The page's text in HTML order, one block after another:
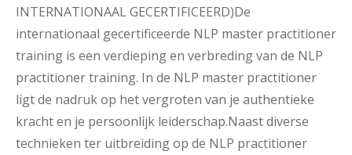
INTERNATIONAAL GECERTIFICEERD)De
internationaal gecertificeerde NLP master practitioner
training is een verdieping en verbreding van de NLP
practitioner training. In de NLP master practitioner
ligt de nadruk op het vergroten van je authentieke
kracht en je persoonlijk leiderschap.Naast diverse
technieken ter uitbreiding op de NLP practitioner